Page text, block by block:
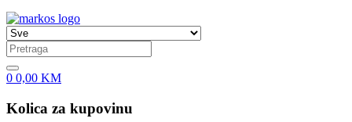
0 0,00 KM
Kolica za kupovinu